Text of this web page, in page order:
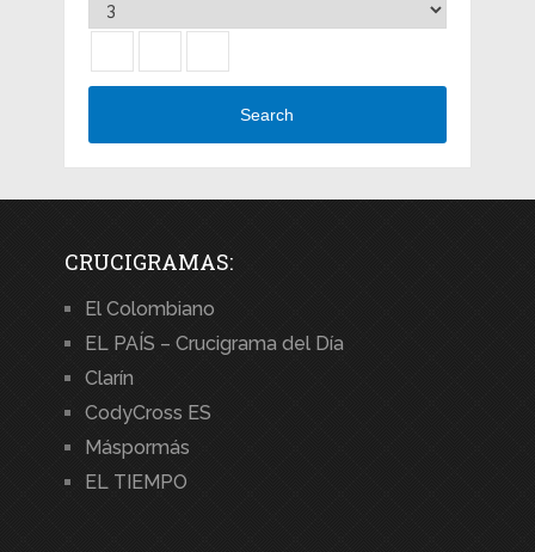
Search
CRUCIGRAMAS:
El Colombiano
EL PAÍS – Crucigrama del Día
Clarín
CodyCross ES
Máspormás
EL TIEMPO